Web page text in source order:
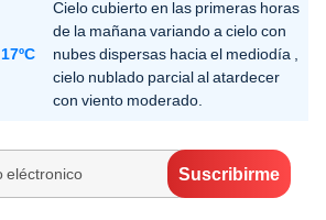
17ºC
Cielo cubierto en las primeras horas
de la mañana variando a cielo con
nubes dispersas hacia el mediodía ,
cielo nublado parcial al atardecer
con viento moderado.